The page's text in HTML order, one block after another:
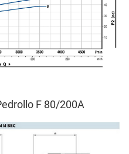
F 80/200A